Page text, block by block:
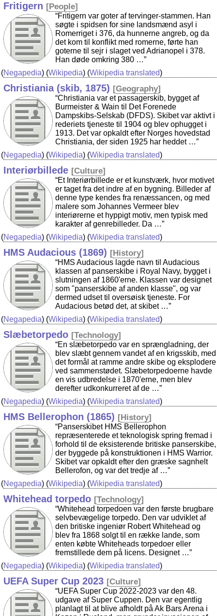
Fritigern [People]
“Fritigern var goter af tervinger-stammen. Han
søgte i spidsen for sine landsmænd asyl i
Romerriget i 376, da hunnerne angreb, og da
det kom til konflikt med romerne, førte han
goterne til sejr i slaget ved Adrianopel i 378.
Han døde omkring 380 …”
(Negapedia) (Wikipedia) (Wikipedia translated)
Christiania (skib, 1875) [Geography]
“Christiania var et passagerskib, bygget af
Burmeister & Wain til Det Forenede
Dampskibs-Selskab (DFDS). Skibet var aktivt i
rederiets tjeneste til 1904 og blev ophugget i
1913. Det var opkaldt efter Norges hovedstad
Christiania, der siden 1925 har heddet …”
(Negapedia) (Wikipedia) (Wikipedia translated)
Interiørbillede [Culture]
“Et Interiørbillede er et kunstværk, hvor motivet
er taget fra det indre af en bygning. Billeder af
denne type kendes fra renæssancen, og med
malere som Johannes Vermeer blev
interiørerne et hyppigt motiv, men typisk med
karakter af genrebilleder. Da …”
(Negapedia) (Wikipedia) (Wikipedia translated)
HMS Audacious (1869) [History]
“HMS Audacious lagde navn til Audacious
klassen af panserskibe i Royal Navy, bygget i
slutningen af 1860'erne. Klassen var designet
som "panserskibe af anden klasse", og var
dermed udset til oversøisk tjeneste. For
Audacious betød det, at skibet …”
(Negapedia) (Wikipedia) (Wikipedia translated)
Slæbetorpedo [Technology]
“En slæbetorpedo var en sprængladning, der
blev slæbt gennem vandet af en krigsskib, med
det formål at ramme andre skibe og eksplodere
ved sammenstødet. Slæbetorpedoerne havde
en vis udbredelse i 1870'erne, men blev
derefter udkonkurreret af de …”
(Negapedia) (Wikipedia) (Wikipedia translated)
HMS Bellerophon (1865) [History]
“Panserskibet HMS Bellerophon
repræsenterede et teknologisk spring fremad i
forhold til de eksisterende britiske panserskibe,
der byggede på konstruktionen i HMS Warrior.
Skibet var opkaldt efter den græske sagnhelt
Bellerofon, og var det tredje af …”
(Negapedia) (Wikipedia) (Wikipedia translated)
Whitehead torpedo [Technology]
“Whitehead torpedoen var den første brugbare
selvbevægelige torpedo. Den var udviklet af
den britiske ingeniør Robert Whitehead og
blev fra 1868 solgt til en række lande, som
enten købte Whiteheads torpedoer eller
fremstillede dem på licens. Designet …”
(Negapedia) (Wikipedia) (Wikipedia translated)
UEFA Super Cup 2023 [Culture]
“UEFA Super Cup 2022-2023 var den 48.
udgave af Super Cuppen. Den var egentlig
planlagt til at blive afholdt på Ak Bars Arena i